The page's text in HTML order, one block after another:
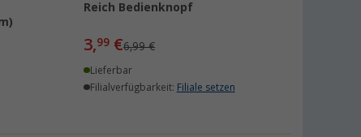
Reich Bedienknopf
3,99 €6,99 €
Lieferbar
Filialverfügbarkeit: Filiale setzen